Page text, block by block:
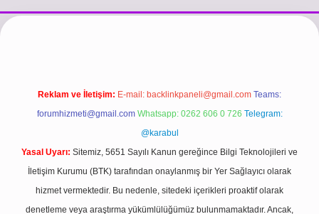
vdcasino güncel girişhttps://www.betexper.xyz/betci.cobetci
Reklam ve İletişim: E-mail: backlinkpaneli@gmail.com Teams:
forumhizmeti@gmail.com Whatsapp: 0262 606 0 726 Telegram:
@karabul
Yasal Uyarı: Sitemiz, 5651 Sayılı Kanun gereğince Bilgi Teknolojileri ve
İletişim Kurumu (BTK) tarafından onaylanmış bir Yer Sağlayıcı olarak
hizmet vermektedir. Bu nedenle, sitedeki içerikleri proaktif olarak
denetleme veya araştırma yükümlülüğümüz bulunmamaktadır. Ancak,